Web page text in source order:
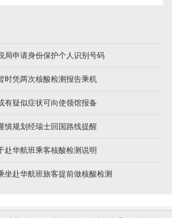
局申请身份保护个人识别号码
时凭两次核酸检测报告乘机
有疑似症状可向使领馆报备
慎规划经瑞士回国路线提醒
赴华航班乘客核酸检测说明
坐赴华航班旅客提前做核酸检测